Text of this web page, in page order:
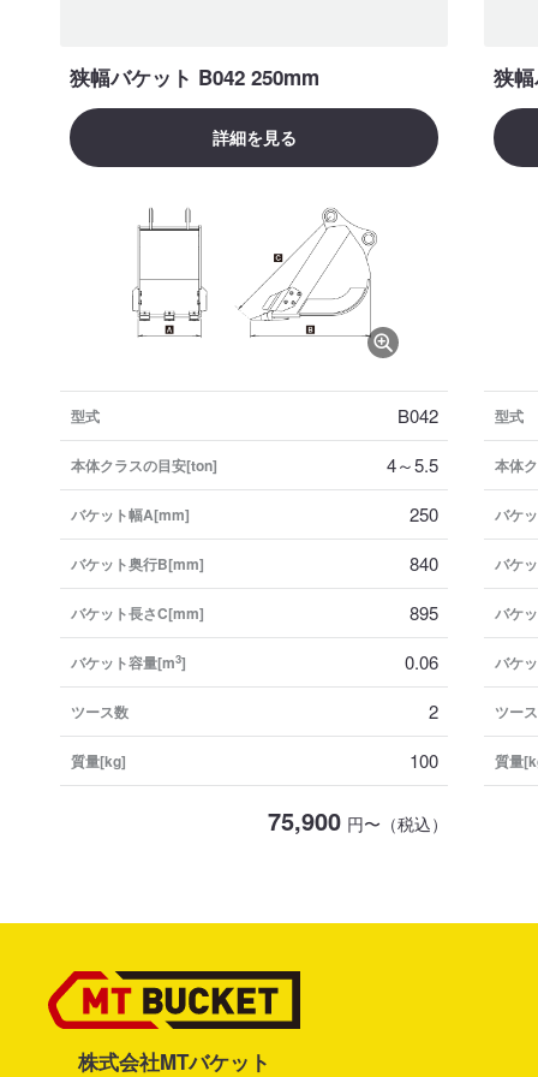
狭幅バケット B042 250mm
詳細を見る
型式 B042
本体クラスの目安[ton] 4～5.5
バケット幅A[mm] 250
バケット奥行B[mm] 840
バケット長さC[mm] 895
バケット容量[m3] 0.06
ツース数 2
質量[kg] 100
75,900 円〜（税込）
狭
型式
本体
バケ
バケ
バケ
バケ
ツー
質量
株式会社MTバケット